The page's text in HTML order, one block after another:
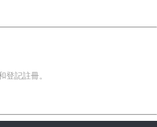
登記註冊。